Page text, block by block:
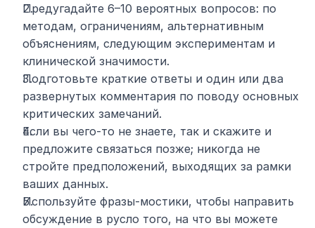
Предугадайте 6–10 вероятных вопросов: по
методам, ограничениям, альтернативным
объяснениям, следующим экспериментам и
клинической значимости.
Подготовьте краткие ответы и один или два
развернутых комментария по поводу основных
критических замечаний.
Если вы чего-то не знаете, так и скажите и
предложите связаться позже; никогда не
стройте предположений, выходящих за рамки
ваших данных.
Используйте фразы-мостики, чтобы направить
обсуждение в русло того, на что вы можете